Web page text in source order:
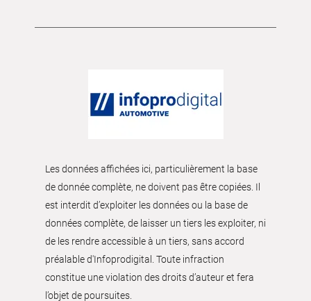
Les données affichées ici, particulièrement la base
de donnée complète, ne doivent pas être copiées. Il
est interdit d’exploiter les données ou la base de
données complète, de laisser un tiers les exploiter, ni
de les rendre accessible à un tiers, sans accord
préalable d'Infoprodigital. Toute infraction
constitue une violation des droits d’auteur et fera
l’objet de poursuites.